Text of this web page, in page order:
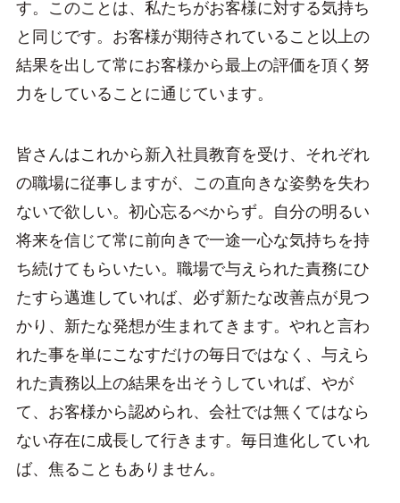
す。このことは、私たちがお客様に対する気持ち
と同じです。お客様が期待されていること以上の
結果を出して常にお客様から最上の評価を頂く努
力をしていることに通じています。
皆さんはこれから新入社員教育を受け、それぞれ
の職場に従事しますが、この直向きな姿勢を失わ
ないで欲しい。初心忘るべからず。自分の明るい
将来を信じて常に前向きで一途一心な気持ちを持
ち続けてもらいたい。職場で与えられた責務にひ
たすら邁進していれば、必ず新たな改善点が見つ
かり、新たな発想が生まれてきます。やれと言わ
れた事を単にこなすだけの毎日ではなく、与えら
れた責務以上の結果を出そうしていれば、やが
て、お客様から認められ、会社では無くてはなら
ない存在に成長して行きます。毎日進化していれ
ば、焦ることもありません。